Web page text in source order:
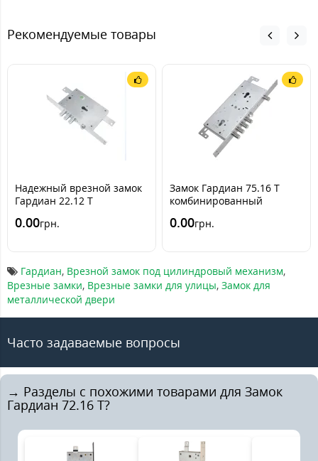
Рекомендуемые товары
Надежный врезной замок
Гардиан 22.12 Т
0.00грн.
Замок Гардиан 75.16 T
комбинированный
0.00грн.
Гардиан, Врезной замок под цилиндровый механизм,
Врезные замки, Врезные замки для улицы, Замок для
металлической двери
Часто задаваемые вопросы
→ Разделы с похожими товарами для Замок
Гардиан 72.16 T?